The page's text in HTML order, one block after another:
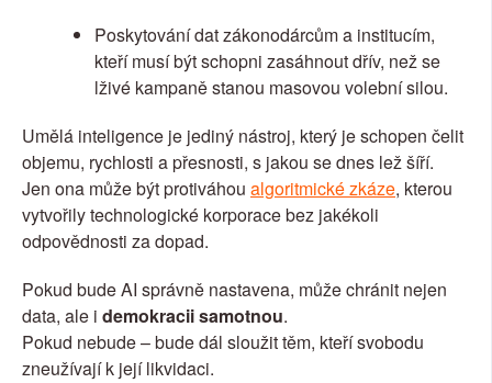
Poskytování dat zákonodárcům a institucím,
kteří musí být schopni zasáhnout dřív, než se
lživé kampaně stanou masovou volební silou.
Umělá inteligence je jediný nástroj, který je schopen čelit
objemu, rychlosti a přesnosti, s jakou se dnes lež šíří.
Jen ona může být protiváhou algoritmické zkáze, kterou
vytvořily technologické korporace bez jakékoli
odpovědnosti za dopad.
Pokud bude AI správně nastavena, může chránit nejen
data, ale i demokracii samotnou.
Pokud nebude – bude dál sloužit těm, kteří svobodu
zneužívají k její likvidaci.